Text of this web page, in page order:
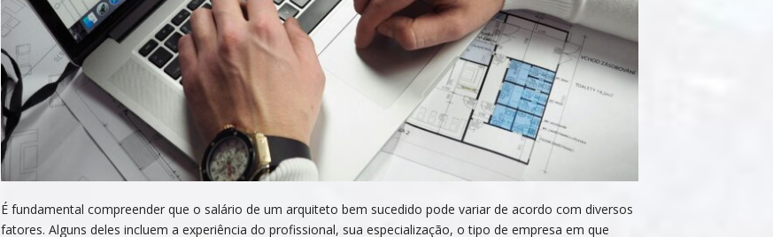
É fundamental compreender que o salário de um arquiteto bem sucedido pode variar de acordo com diversos
fatores. Alguns deles incluem a experiência do profissional, sua especialização, o tipo de empresa em que